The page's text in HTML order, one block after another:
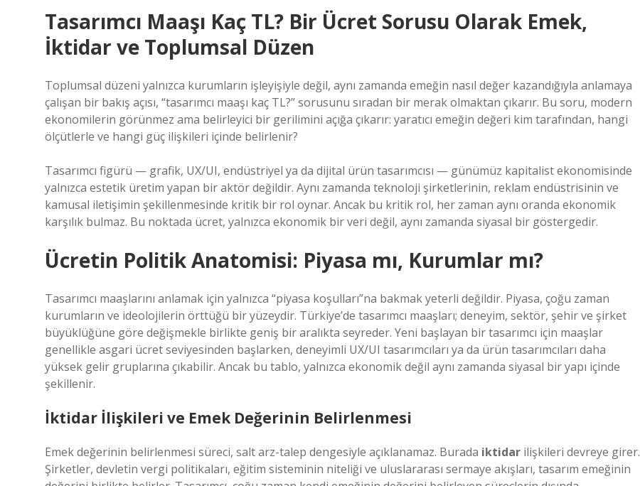
Tasarımcı Maaşı Kaç TL? Bir Ücret Sorusu Olarak Emek,
İktidar ve Toplumsal Düzen
Toplumsal düzeni yalnızca kurumların işleyişiyle değil, aynı zamanda emeğin nasıl değer kazandığıyla anlamaya
çalışan bir bakış açısı, “tasarımcı maaşı kaç TL?” sorusunu sıradan bir merak olmaktan çıkarır. Bu soru, modern
ekonomilerin görünmez ama belirleyici bir gerilimini açığa çıkarır: yaratıcı emeğin değeri kim tarafından, hangi
ölçütlerle ve hangi güç ilişkileri içinde belirlenir?
Tasarımcı figürü — grafik, UX/UI, endüstriyel ya da dijital ürün tasarımcısı — günümüz kapitalist ekonomisinde
yalnızca estetik üretim yapan bir aktör değildir. Aynı zamanda teknoloji şirketlerinin, reklam endüstrisinin ve
kamusal iletişimin şekillenmesinde kritik bir rol oynar. Ancak bu kritik rol, her zaman aynı oranda ekonomik
karşılık bulmaz. Bu noktada ücret, yalnızca ekonomik bir veri değil, aynı zamanda siyasal bir göstergedir.
Ücretin Politik Anatomisi: Piyasa mı, Kurumlar mı?
Tasarımcı maaşlarını anlamak için yalnızca “piyasa koşulları”na bakmak yeterli değildir. Piyasa, çoğu zaman
kurumların ve ideolojilerin örttüğü bir yüzeydir. Türkiye’de tasarımcı maaşları; deneyim, sektör, şehir ve şirket
büyüklüğüne göre değişmekle birlikte geniş bir aralıkta seyreder. Yeni başlayan bir tasarımcı için maaşlar
genellikle asgari ücret seviyesinden başlarken, deneyimli UX/UI tasarımcıları ya da ürün tasarımcıları daha
yüksek gelir gruplarına çıkabilir. Ancak bu tablo, yalnızca ekonomik değil aynı zamanda siyasal bir yapı içinde
şekillenir.
İktidar İlişkileri ve Emek Değerinin Belirlenmesi
Emek değerinin belirlenmesi süreci, salt arz-talep dengesiyle açıklanamaz. Burada iktidar ilişkileri devreye girer.
Şirketler, devletin vergi politikaları, eğitim sisteminin niteliği ve uluslararası sermaye akışları, tasarım emeğinin